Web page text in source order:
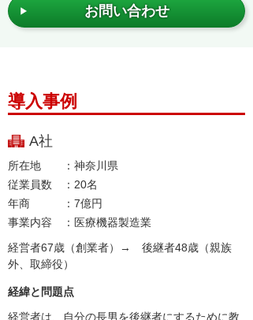
お問い合わせ
導入事例
A社
所在地
神奈川県
従業員数
20名
年商
7億円
事業内容
医療機器製造業
経営者67歳（創業者）→ 後継者48歳（親族
外、取締役）
経緯と問題点
経営者は、自分の長男を後継者にするために教